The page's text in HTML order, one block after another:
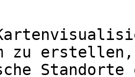
zu erstellen,